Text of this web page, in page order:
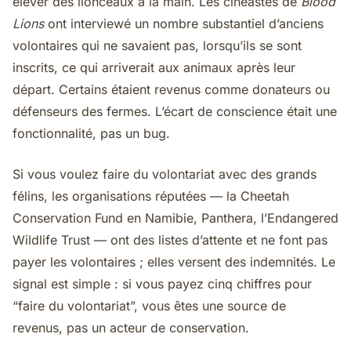
Lionsont interviewé un nombre substantiel d’anciens
volontaires qui ne savaient pas, lorsqu’ils se sont
inscrits, ce qui arriverait aux animaux après leur
départ. Certains étaient revenus comme donateurs ou
défenseurs des fermes. L’écart de conscience était une
fonctionnalité, pas un bug.
Si vous voulez faire du volontariat avec des grands
félins, les organisations réputées — la Cheetah
Conservation Fund en Namibie, Panthera, l’Endangered
Wildlife Trust — ont des listes d’attente et ne font pas
payer les volontaires ; elles versent des indemnités. Le
signal est simple : si vous payez cinq chiffres pour
“faire du volontariat”, vous êtes une source de
revenus, pas un acteur de conservation.